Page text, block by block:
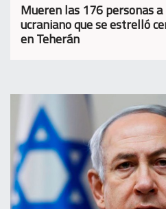
Mueren las 176 personas
ucraniano que se estrelló
en Teherán